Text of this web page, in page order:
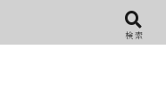
検索